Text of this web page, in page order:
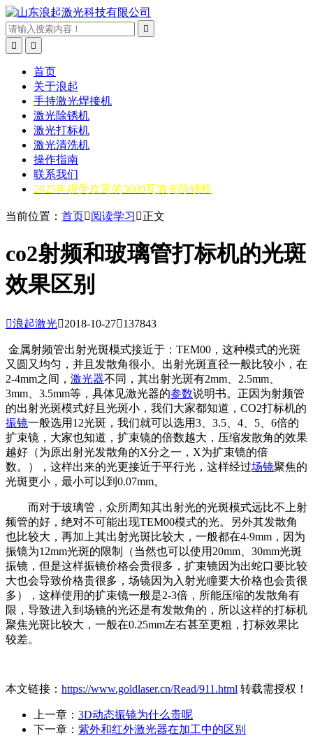



首页
关于浪起
手持激光焊接机
激光除锈机
激光打标机
激光清洗机
操作指南
联系我们
2025年很受欢迎的3000瓦激光除锈机
当前位置： 首页阅读学习 正文
co2射频和玻璃管打标机的光斑
效果区别
浪起激光2018-10-27137843
金属射频管出射光斑模式接近于：TEM00，这种模式的光斑
又圆又均匀，并且发散角很小。出射光斑直径一般比较小，在
2-4mm之间， 激光器不同，其出射光斑有2mm、2.5mm、
3mm、3.5mm等，具体见激光器的参数说明书。正因为射频管
的出射光斑模式好且光斑小，我们大家都知道，CO2打标机的
振镜一般选用12光斑，我们就可以选用3、3.5、4、5、6倍的
扩束镜，大家也知道，扩束镜的倍数越大，压缩发散角的效果
越好（为原出射光发散角的X分之一，X为扩束镜的倍
数。），这样出来的光更接近于平行光，这样经过场镜聚焦的
光斑更小，最小可以到0.07mm。
而对于玻璃管，众所周知其出射光的光斑模式远比不上射
频管的好，绝对不可能出现TEM00模式的光。另外其发散角
也比较大，再加上其出射光斑比较大，一般都在4-9mm，因为
振镜为12mm光斑的限制（当然也可以使用20mm、30mm光斑
振镜，但是这样振镜价格会贵很多，扩束镜因为出蛇口要比较
大也会导致价格贵很多，场镜因为入射光瞳要大价格也会贵很
多），这样使用的扩束镜一般是2-3倍，所能压缩的发散角有
限，导致进入到场镜的光还是有发散角的，所以这样的打标机
聚焦光斑比较大，一般在0.25mm左右甚至更粗，打标效果比
较差。
本文链接： https://www.goldlaser.cn/Read/911.html 转载需授权！
上一章： 3D动态振镜为什么贵呢
下一章： 紫外和红外激光器在加工中的区别